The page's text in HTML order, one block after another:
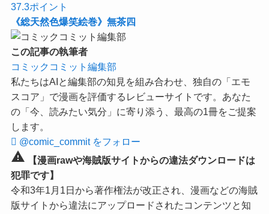
37.3ポイント
《総天然色爆笑絵巻》無茶四
この記事の執筆者
コミックコミット編集部
私たちはAIと編集部の知見を組み合わせ、独自の「エモ
スコア」で漫画を評価するレビューサイトです。あなた
の「今、読みたい気分」に寄り添う、最高の1冊をご提案
します。
@comic_commit をフォロー
warning
【漫画rawや海賊版サイトからの違法ダウンロードは
犯罪です】
令和3年1月1日から著作権法が改正され、漫画などの海賊
版サイトから違法にアップロードされたコンテンツと知